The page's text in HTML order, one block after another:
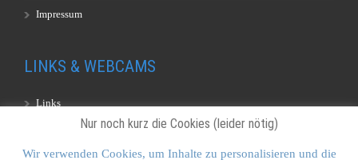
Impressum
LINKS & WEBCAMS
Links
Nur noch kurz die Cookies (leider nötig)
Wir verwenden Cookies, um Inhalte zu personalisieren und die